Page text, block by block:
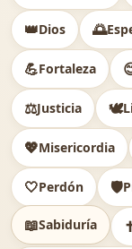
👑Dios 🌅
💪Fortaleza
⚖️Justicia 🕊
💖Misericordia
🤍Perdón 🛡️
📖Sabiduría